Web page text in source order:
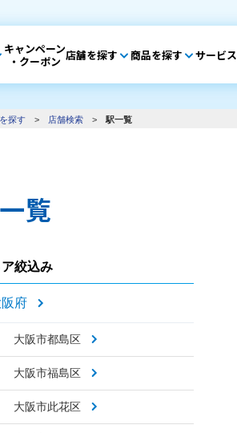
キャンペーン
・クーポン 店舗を探す 商品を探す サービス
探す > 店舗検索 > 駅一覧
覧
絞込み
府
大阪市都島区
大阪市福島区
大阪市此花区